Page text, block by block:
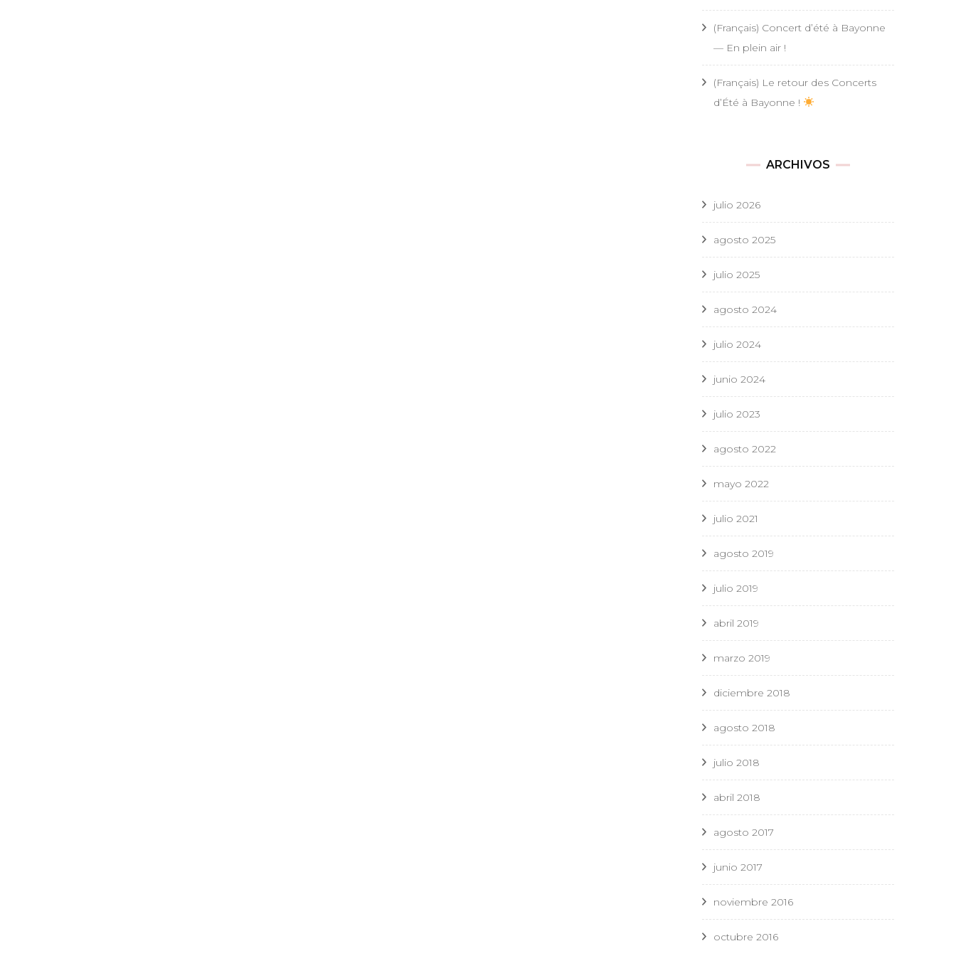
(Français) Concert d’été à Bayonne
— En plein air !
(Français) Le retour des Concerts
d’Été à Bayonne !
ARCHIVOS
julio 2026
agosto 2025
julio 2025
agosto 2024
julio 2024
junio 2024
julio 2023
agosto 2022
mayo 2022
julio 2021
agosto 2019
julio 2019
abril 2019
marzo 2019
diciembre 2018
agosto 2018
julio 2018
abril 2018
agosto 2017
junio 2017
noviembre 2016
octubre 2016